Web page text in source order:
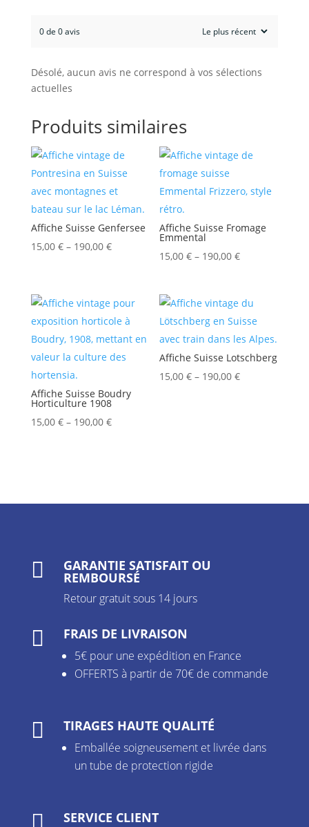
0 de 0 avis
Désolé, aucun avis ne correspond à vos sélections
actuelles
Produits similaires
Affiche Suisse Genfersee
15,00 €– 190,00 €
Affiche Suisse Fromage
Emmental
15,00€ – 190,00€
Affiche Suisse Boudry
Horticulture 1908
15,00 €– 190,00 €
Affiche Suisse Lotschberg
15,00€ – 190,00€
 GARANTIE SATISFAIT OU
REMBOURSÉ
Retour gratuit sous 14 jours
 FRAIS DE LIVRAISON
5€ pour une expédition en France
OFFERTS à partir de 70€ de commande
 TIRAGES HAUTE QUALITÉ
Emballée soigneusement et livrée dans
un tube de protection rigide
SERVICE CLIENT